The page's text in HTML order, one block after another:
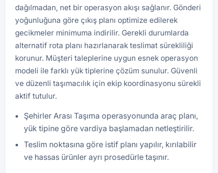
dağılmadan, net bir operasyon akışı sağlanır. Gönderi
yoğunluğuna göre çıkış planı optimize edilerek
gecikmeler minimuma indirilir. Gerekli durumlarda
alternatif rota planı hazırlanarak teslimat sürekliliği
korunur. Müşteri taleplerine uygun esnek operasyon
modeli ile farklı yük tiplerine çözüm sunulur. Güvenli
ve düzenli taşımacılık için ekip koordinasyonu sürekli
aktif tutulur.
Şehirler Arası Taşıma operasyonunda araç planı,
yük tipine göre vardiya başlamadan netleştirilir.
Teslim noktasına göre istif planı yapılır, kırılabilir
ve hassas ürünler ayrı prosedürle taşınır.